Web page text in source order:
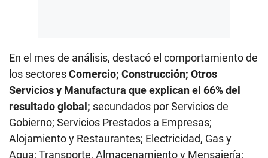
En el mes de análisis, destacó el comportamiento de
los sectoresComercio; Construcción; Otros
Servicios y Manufactura que explican el 66% del
resultado global; secundados por Servicios de
Gobierno; Servicios Prestados a Empresas;
Alojamiento y Restaurantes; Electricidad, Gas y
Agua; Transporte, Almacenamiento y Mensajería;